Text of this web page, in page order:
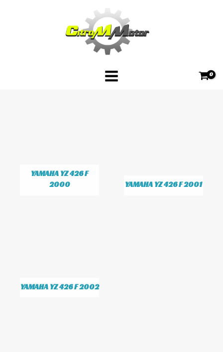
YAMAHA YZ 426 F
2000
YAMAHA YZ 426 F 2001
YAMAHA YZ 426 F 2002